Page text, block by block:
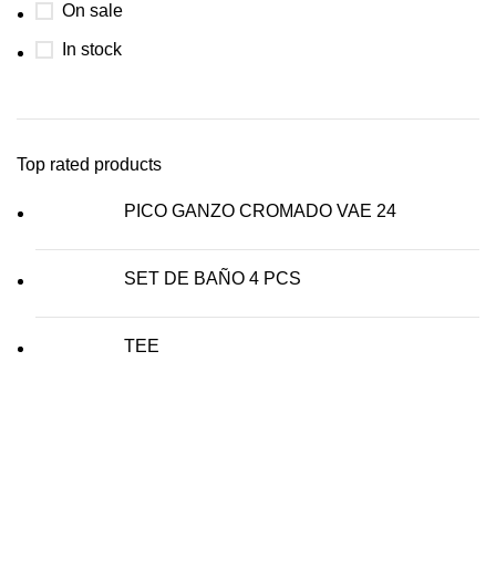
On sale
In stock
Top rated products
PICO GANZO CROMADO VAE 24
SET DE BAÑO 4 PCS
TEE